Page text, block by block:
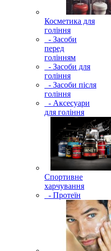
Косметика для
гоління
- Засоби
перед
голінням
- Засоби для
гоління
- Засоби після
гоління
- Аксесуари
для гоління
Спортивне
харчування
- Протеїн